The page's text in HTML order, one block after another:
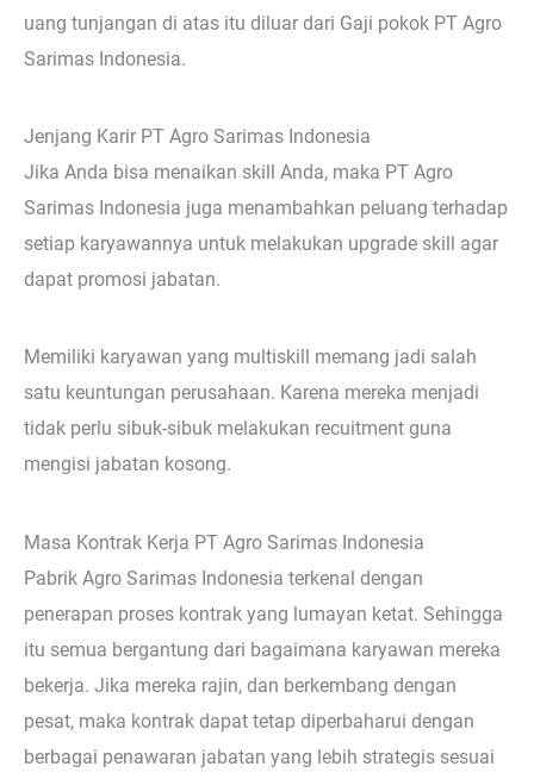
uang tunjangan di atas itu diluar dari Gaji pokok PT Agro
Sarimas Indonesia.
Jenjang Karir PT Agro Sarimas Indonesia
Jika Anda bisa menaikan skill Anda, maka PT Agro
Sarimas Indonesia juga menambahkan peluang terhadap
setiap karyawannya untuk melakukan upgrade skill agar
dapat promosi jabatan.
Memiliki karyawan yang multiskill memang jadi salah
satu keuntungan perusahaan. Karena mereka menjadi
tidak perlu sibuk-sibuk melakukan recuitment guna
mengisi jabatan kosong.
Masa Kontrak Kerja PT Agro Sarimas Indonesia
Pabrik Agro Sarimas Indonesia terkenal dengan
penerapan proses kontrak yang lumayan ketat. Sehingga
itu semua bergantung dari bagaimana karyawan mereka
bekerja. Jika mereka rajin, dan berkembang dengan
pesat, maka kontrak dapat tetap diperbaharui dengan
berbagai penawaran jabatan yang lebih strategis sesuai